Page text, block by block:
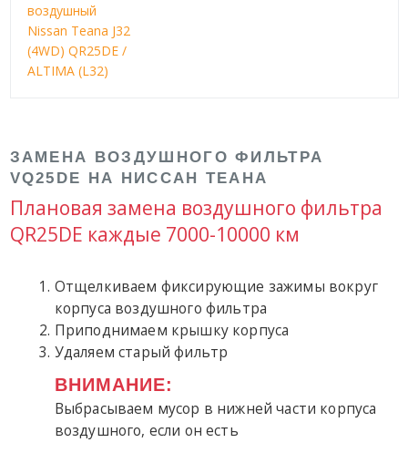
воздушный
Nissan Teana J32
(4WD) QR25DE /
ALTIMA (L32)
ЗАМЕНА ВОЗДУШНОГО ФИЛЬТРА
VQ25DE НА НИССАН ТЕАНА
Плановая замена воздушного фильтра
QR25DE каждые 7000-10000 км
Отщелкиваем фиксирующие зажимы вокруг
корпуса воздушного фильтра
Приподнимаем крышку корпуса
Удаляем старый фильтр
ВНИМАНИЕ:
Выбрасываем мусор в нижней части корпуса
воздушного, если он есть